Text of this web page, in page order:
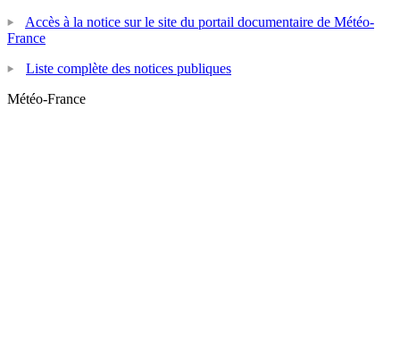
Accès à la notice sur le site du portail documentaire de Météo-
France
Liste complète des notices publiques
Météo-France